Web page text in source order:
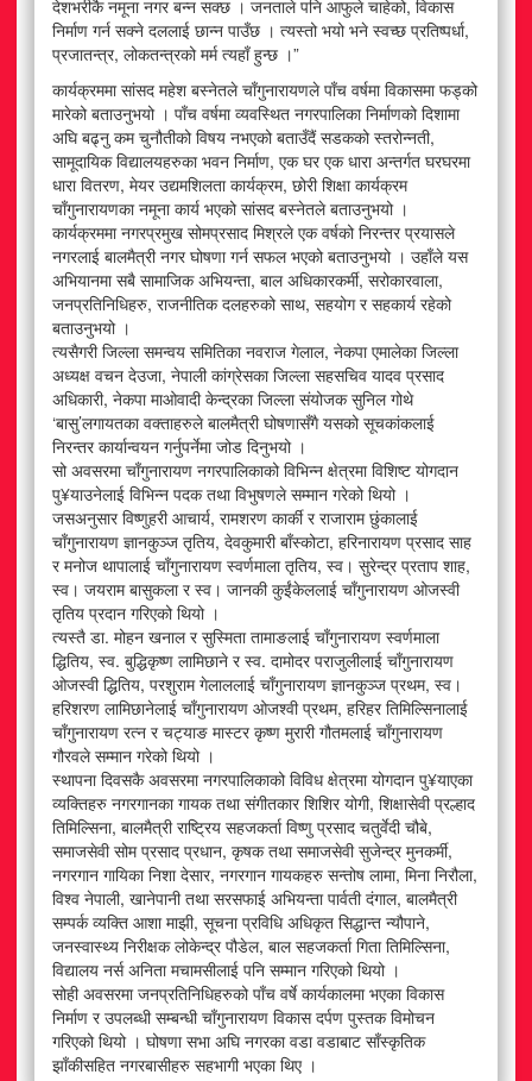
देशभरीकै नमूना नगर बन्न सक्छ । जनताले पनि आफुले चाहेको, विकास
निर्माण गर्न सक्ने दललाई छान्न पाउँछ । त्यस्तो भयो भने स्वच्छ प्रतिष्पर्धा,
प्रजातन्त्र, लोकतन्त्रको मर्म त्यहाँ हुन्छ ।”
कार्यक्रममा सांसद महेश बस्नेतले चाँगुनारायणले पाँच वर्षमा विकासमा फड्को
मारेको बताउनुभयो । पाँच वर्षमा व्यवस्थित नगरपालिका निर्माणको दिशामा
अघि बढ्नु कम चुनौतीको विषय नभएको बताउँदैं सडकको स्तरोन्नती,
सामूदायिक विद्यालयहरुका भवन निर्माण, एक घर एक धारा अन्तर्गत घरघरमा
धारा वितरण, मेयर उद्यमशिलता कार्यक्रम, छोरी शिक्षा कार्यक्रम
चाँगुनारायणका नमूना कार्य भएको सांसद बस्नेतले बताउनुभयो ।
कार्यक्रममा नगरप्रमुख सोमप्रसाद मिश्रले एक वर्षको निरन्तर प्रयासले
नगरलाई बालमैत्री नगर घोषणा गर्न सफल भएको बताउनुभयो । उहाँले यस
अभियानमा सबै सामाजिक अभियन्ता, बाल अधिकारकर्मी, सरोकारवाला,
जनप्रतिनिधिहरु, राजनीतिक दलहरुको साथ, सहयोग र सहकार्य रहेको
बताउनुभयो ।
त्यसैगरी जिल्ला समन्वय समितिका नवराज गेलाल, नेकपा एमालेका जिल्ला
अध्यक्ष वचन देउजा, नेपाली कांग्रेसका जिल्ला सहसचिव यादव प्रसाद
अधिकारी, नेकपा माओवादी केन्द्रका जिल्ला संयोजक सुनिल गोथे
‘बासु’लगायतका वक्ताहरुले बालमैत्री घोषणासँगै यसको सूचकांकलाई
निरन्तर कार्यान्वयन गर्नुपर्नेमा जोड दिनुभयो ।
सो अवसरमा चाँगुनारायण नगरपालिकाको विभिन्न क्षेत्रमा विशिष्ट योगदान
पु¥याउनेलाई विभिन्न पदक तथा विभुषणले सम्मान गरेको थियो ।
जसअनुसार विष्णुहरी आचार्य, रामशरण कार्की र राजाराम छुंकालाई
चाँगुनारायण ज्ञानकुञ्ज तृतिय, देवकुमारी बाँस्कोटा, हरिनारायण प्रसाद साह
र मनोज थापालाई चाँगुनारायण स्वर्णमाला तृतिय, स्व। सुरेन्द्र प्रताप शाह,
स्व। जयराम बासुकला र स्व। जानकी कुईंकेललाई चाँगुनारायण ओजस्वी
तृतिय प्रदान गरिएको थियो ।
त्यस्तै डा. मोहन खनाल र सुस्मिता तामाङलाई चाँगुनारायण स्वर्णमाला
द्धितिय, स्व. बुद्धिकृष्ण लामिछाने र स्व. दामोदर पराजुलीलाई चाँगुनारायण
ओजस्वी द्धितिय, परशुराम गेलाललाई चाँगुनारायण ज्ञानकुञ्ज प्रथम, स्व।
हरिशरण लामिछानेलाई चाँगुनारायण ओजश्वी प्रथम, हरिहर तिमिल्सिनालाई
चाँगुनारायण रत्न र चट्याङ मास्टर कृष्ण मुरारी गौतमलाई चाँगुनारायण
गौरवले सम्मान गरेको थियो ।
स्थापना दिवसकै अवसरमा नगरपालिकाको विविध क्षेत्रमा योगदान पु¥याएका
व्यक्तिहरु नगरगानका गायक तथा संगीतकार शिशिर योगी, शिक्षासेवी प्रल्हाद
तिमिल्सिना, बालमैत्री राष्ट्रिय सहजकर्ता विष्णु प्रसाद चतुर्वेदी चौबे,
समाजसेवी सोम प्रसाद प्रधान, कृषक तथा समाजसेवी सुजेन्द्र मुनकर्मी,
नगरगान गायिका निशा देसार, नगरगान गायकहरु सन्तोष लामा, मिना निरौला,
विश्व नेपाली, खानेपानी तथा सरसफाई अभियन्ता पार्वती दंगाल, बालमैत्री
सम्पर्क व्यक्ति आशा माझी, सूचना प्रविधि अधिकृत सिद्धान्त न्यौपाने,
जनस्वास्थ्य निरीक्षक लोकेन्द्र पौडेल, बाल सहजकर्ता गिता तिमिल्सिना,
विद्यालय नर्स अनिता मचामसीलाई पनि सम्मान गरिएको थियो ।
सोही अवसरमा जनप्रतिनिधिहरुको पाँच वर्षे कार्यकालमा भएका विकास
निर्माण र उपलब्धी सम्बन्धी चाँगुनारायण विकास दर्पण पुस्तक विमोचन
गरिएको थियो । घोषणा सभा अघि नगरका वडा वडाबाट साँस्कृतिक
झाँकीसहित नगरबासीहरु सहभागी भएका थिए ।